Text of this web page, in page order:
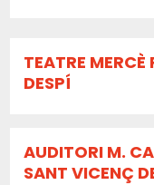
TEATRE
DESPÍ
AUDITORI M.
SANT VICENÇ